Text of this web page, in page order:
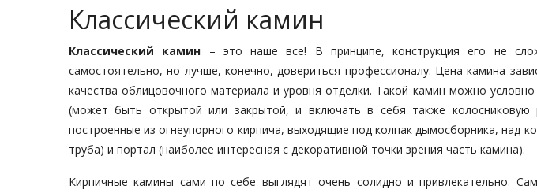
Классический камин
Классический камин – это наше все! В принципе, конструкция его не
самостоятельно, но лучше, конечно, довериться профессионалу. Цена камина
качества облицовочного материала и уровня отделки. Такой камин можно
(может быть открытой или закрытой, и включать в себя также колосниковую
построенные из огнеупорного кирпича, выходящие под колпак дымосборника, над
труба) и портал (наиболее интересная с декоративной точки зрения часть камина).
Кирпичные камины сами по себе выглядят очень солидно и привлекательно.